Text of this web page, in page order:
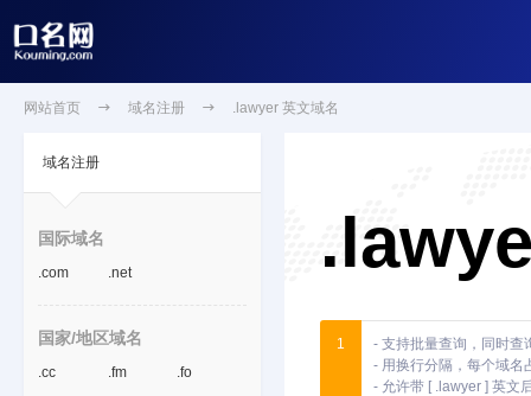
网站首页  域名注册  .lawyer 英文域名
域名注册
国际域名
.com .net
国家/地区域名
.cc .fm .fo
1